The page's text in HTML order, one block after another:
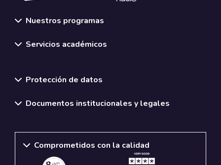
Nuestros programas
Servicios académicos
Protección de datos
Documentos institucionales y legales
Comprometidos con la calidad